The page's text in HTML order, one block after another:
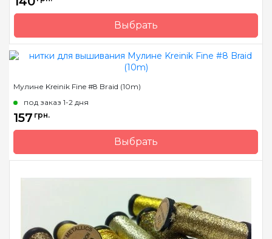
Выбрать
Бренд
Kreinik
Страна-производитель
США
Мулине Kreinik Fine #8 Braid (10m)
под заказ 1-2 дня
157 грн.
Выбрать
Бренд
Kreinik
Страна-производитель
США
металлизированный
полиэстер